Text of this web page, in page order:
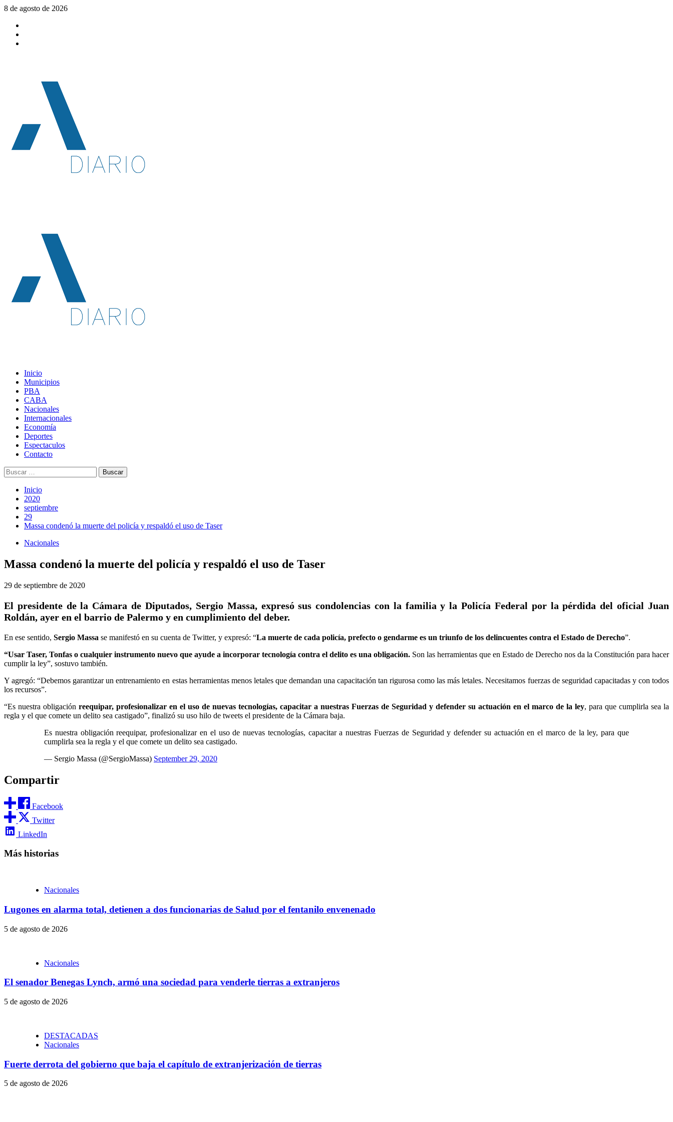
Saltar
contenido
8 de agosto de 2026
Inicio
Municipios
PBA
CABA
Nacionales
Internacionales
Economía
Deportes
Espectaculos
Contacto
Buscar:
Inicio
2020
septiembre
29
Massa condenó la muerte del policía y respaldó el uso de Taser
Nacionales
Massa condenó la muerte del policía y respaldó el uso de Taser
29 de septiembre de 2020
El presidente de la Cámara de Diputados, Sergio Massa, expresó sus condolencias con la familia y la Policía Federal por la pérdida del oficial Juan
Roldán, ayer en el barrio de Palermo y en cumplimiento del deber.
En ese sentido, Sergio Massa se manifestó en su cuenta de Twitter, y expresó: “La muerte de cada policía, prefecto o gendarme es un triunfo de los delincuentes contra el Estado de Derecho”.
“Usar Taser, Tonfas o cualquier instrumento nuevo que ayude a incorporar tecnología contra el delito es una obligación. Son las herramientas que en Estado de Derecho nos da la Constitución para hacer
cumplir la ley”, sostuvo también.
Y agregó: “Debemos garantizar un entrenamiento en estas herramientas menos letales que demandan una capacitación tan rigurosa como las más letales. Necesitamos fuerzas de seguridad capacitadas y con todos
los recursos”.
“Es nuestra obligación reequipar, profesionalizar en el uso de nuevas tecnologías, capacitar a nuestras Fuerzas de Seguridad y defender su actuación en el marco de la ley, para que cumplirla sea la
regla y el que comete un delito sea castigado”, finalizó su uso hilo de tweets el presidente de la Cámara baja.
Es nuestra obligación reequipar, profesionalizar en el uso de nuevas tecnologías, capacitar a nuestras Fuerzas de Seguridad y defender su actuación en el marco de la ley, para que
cumplirla sea la regla y el que comete un delito sea castigado.
— Sergio Massa (@SergioMassa) September 29, 2020
Compartir
Facebook
Twitter
LinkedIn
Más historias
Nacionales
Lugones en alarma total, detienen a dos funcionarias de Salud por el fentanilo envenenado
5 de agosto de 2026
Nacionales
El senador Benegas Lynch, armó una sociedad para venderle tierras a extranjeros
5 de agosto de 2026
DESTACADAS
Nacionales
Fuerte derrota del gobierno que baja el capítulo de extranjerización de tierras
5 de agosto de 2026